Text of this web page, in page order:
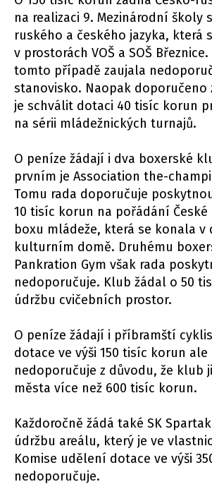
na realizaci 9. Mezinárodní školy
ruského a českého jazyka, která
v prostorách VOŠ a SOŠ
tomto případě zaujala
stanovisko. Naopak doporučeno
je schválit dotaci 40 tisíc korun
na sérii mládežnických turnajů.
O peníze žádají i dva boxerské
prvním je Association the-
Tomu rada doporučuje
10 tisíc korun na pořádání
boxu mládeže, která se konala v
kulturním domě. Druhému
Pankration Gym však rada
nedoporučuje. Klub žádal o 50
údržbu cvičebních prostor.
O peníze žádají i příbramští
dotace ve výši 150 tisíc korun ale
nedoporučuje z důvodu, že klub
města více než 600 tisíc korun.
Každoročně žádá také SK
údržbu areálu, který je ve
Komise udělení dotace ve výši
nedoporučuje.